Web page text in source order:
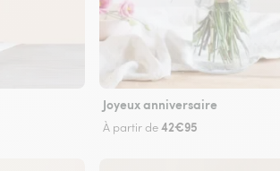
Joyeux anniversaire
À partir de42€95